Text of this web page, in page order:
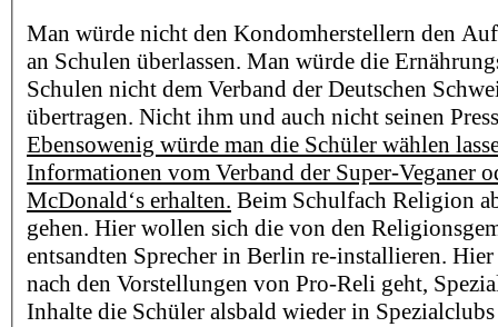
Man würde nicht den Kondomherstellern den
an Schulen überlassen. Man würde die
Schulen nicht dem Verband der Deutschen
übertragen. Nicht ihm und auch nicht seinen
Ebensowenig würde man die Schüler wählen
Informationen vom Verband der Super-Veganer
McDonald‘s erhalten. Beim Schulfach Religion
gehen. Hier wollen sich die von den
entsandten Sprecher in Berlin re-installieren.
nach den Vorstellungen von Pro-Reli geht,
Inhalte die Schüler alsbald wieder in